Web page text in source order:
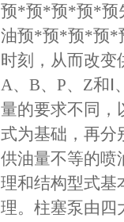
预*预*预*预*预
油预*预*预*预*
时刻，从而改变
A、B、P、Z和
量的要求不同
式为基础，再分
供油量不等的喷
理和结构型式基
理。柱塞泵由四